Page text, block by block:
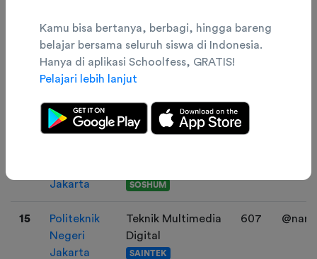
SOSHUM
Politeknik
Negeri
administrasi
Bisnis/Administrasi
SOSHUM
Jakarta
SOSHUM
15
Politeknik
Negeri
Jakarta
Teknik Multimedia
Digital
SAINTEK
607
Kamu bisa bertanya, berbagi, hingga bareng
belajar bersama seluruh siswa di Indonesia.
Hanya di aplikasi Schoolfess, GRATIS!
Pelajari lebih lanjut